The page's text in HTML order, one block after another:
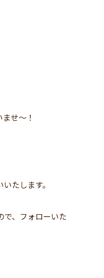
せ～！
たします。
で、フォローいた